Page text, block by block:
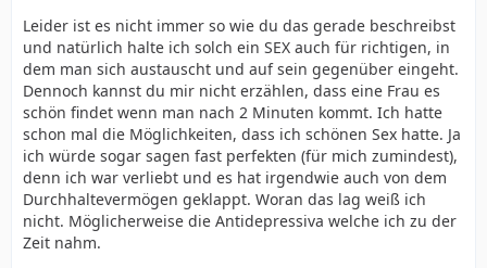
Leider ist es nicht immer so wie du das gerade beschreibst
und natürlich halte ich solch ein SEX auch für richtigen, in
dem man sich austauscht und auf sein gegenüber eingeht.
Dennoch kannst du mir nicht erzählen, dass eine Frau es
schön findet wenn man nach 2 Minuten kommt. Ich hatte
schon mal die Möglichkeiten, dass ich schönen Sex hatte. Ja
ich würde sogar sagen fast perfekten (für mich zumindest),
denn ich war verliebt und es hat irgendwie auch von dem
Durchhaltevermögen geklappt. Woran das lag weiß ich
nicht. Möglicherweise die Antidepressiva welche ich zu der
Zeit nahm.